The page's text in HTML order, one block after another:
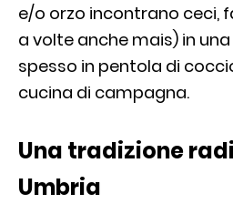
e/o orzo incontrano ceci,
a volte anche mais) in
spesso in pentola di
cucina di campagna.
Una tradizione
Umbria